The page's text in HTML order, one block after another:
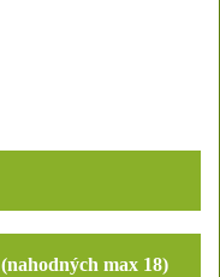
(nahodných max 18)